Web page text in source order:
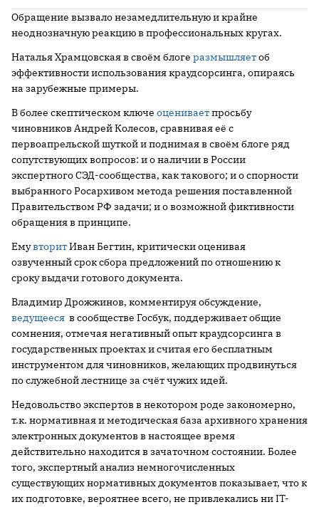
Обращение вызвало незамедлительную и крайне
неоднозначную реакцию в профессиональных кругах.
Наталья Храмцовская в своём блоге размышляетоб
эффективности использования краудсорсинга, опираясь
на зарубежные примеры.
В более скептическом ключе оцениваетпросьбу
чиновников Андрей Колесов, сравнивая её с
первоапрельской шуткой и поднимая в своём блоге ряд
сопутствующих вопросов: и о наличии в России
экспертного СЭД-сообщества, как такового; и о спорности
выбранного Росархивом метода решения поставленной
Правительством РФ задачи; и о возможной фиктивности
обращения в принципе.
ЕмувторитИван Бегтин, критически оценивая
озвученный срок сбора предложений по отношению к
сроку выдачи готового документа.
Владимир Дрожжинов, комментируя обсуждение,
ведущееся в сообществе Госбук, поддерживает общие
сомнения, отмечая негативный опыт краудсорсинга в
государственных проектах и считая его бесплатным
инструментом для чиновников, желающих продвинуться
по служебной лестнице за счёт чужих идей.
Недовольство экспертов в некотором роде закономерно,
т.к. нормативная и методическая база архивного хранения
электронных документов в настоящее время
действительно находится в зачаточном состоянии. Более
того, экспертный анализ немногочисленных
существующих нормативных документов показывает, что к
их подготовке, вероятнее всего, не привлекались ни IT-